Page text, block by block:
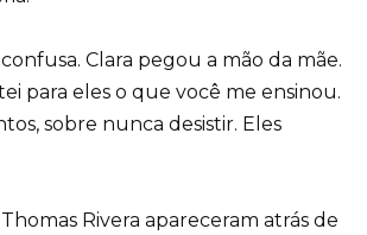
Clara pegou a mão da mãe.
para eles o que você me ensinou.
sobre nunca desistir. Eles
Rivera apareceram atrás de